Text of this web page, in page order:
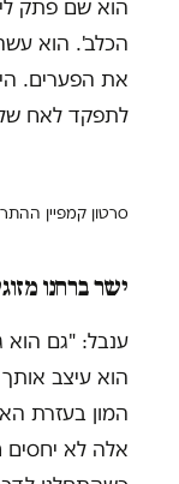
הוא שם פתק
הכלב'. הוא
את הפערים.
לתפקד לאח
סרטון קמפיין
ישר ברחנו
ענבל: "גם הוא
הוא עיצב
המון בעזרת
אלה לא יחסים